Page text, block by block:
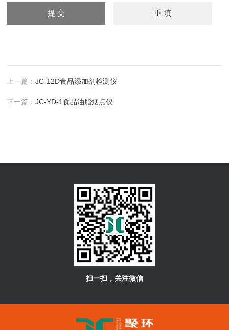
上一篇：JC-12D食品添加剂检测仪
下一篇：JC-YD-1食品油脂烟点仪
扫一扫，关注微信